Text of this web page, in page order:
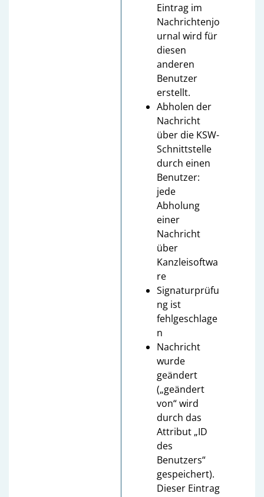
Eintrag im
Nachrichtenjo
urnal wird für
diesen
anderen
Benutzer
erstellt.
Abholen der
Nachricht
über die KSW-
Schnittstelle
durch einen
Benutzer:
jede
Abholung
einer
Nachricht
über
Kanzleisoftwa
re
Signaturprüfu
ng ist
fehlgeschlage
n
Nachricht
wurde
geändert
(„geändert
von“ wird
durch das
Attribut „ID
des
Benutzers“
gespeichert).
Dieser Eintrag